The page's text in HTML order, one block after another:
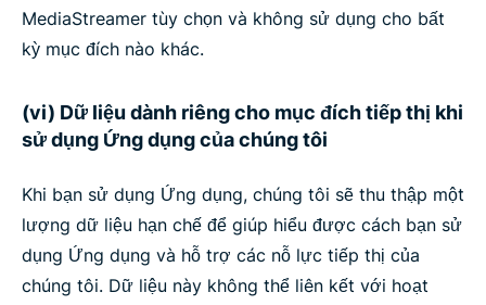
MediaStreamer tùy chọn và không sử dụng cho bất
kỳ mục đích nào khác.
(vi) Dữ liệu dành riêng cho mục đích tiếp thị khi
sử dụng Ứng dụng của chúng tôi
Khi bạn sử dụng Ứng dụng, chúng tôi sẽ thu thập một
lượng dữ liệu hạn chế để giúp hiểu được cách bạn sử
dụng Ứng dụng và hỗ trợ các nỗ lực tiếp thị của
chúng tôi. Dữ liệu này không thể liên kết với hoạt